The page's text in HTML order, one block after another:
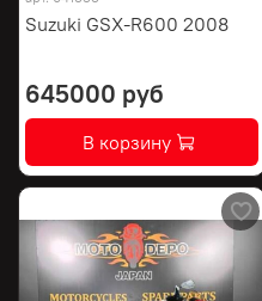
Suzuki GSX-R600 2008
645000 руб
В корзину